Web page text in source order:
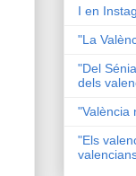
I en
"La
"Del
dels
"València
"Els